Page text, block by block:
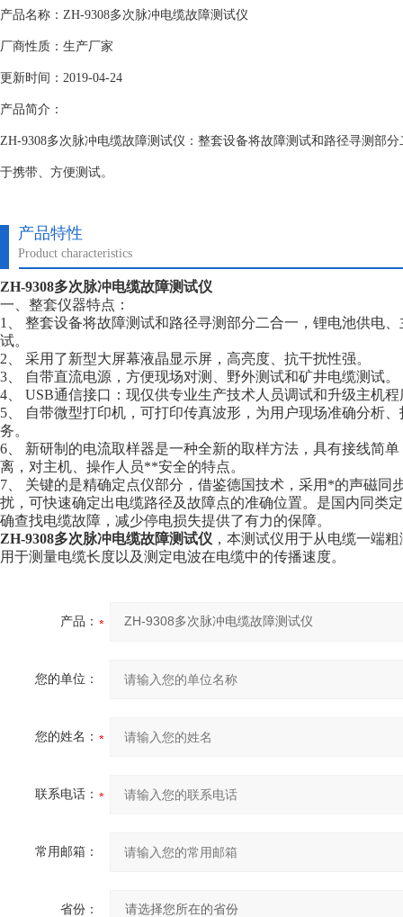
产品名称：ZH-9308多次脉冲电缆故障测试仪
厂商性质：生产厂家
更新时间：2019-04-24
产品简介：
ZH-9308多次脉冲电缆故障测试仪：整套设备将故障测试和路径寻测部
于携带、方便测试。
产品特性
Product characteristics
ZH-9308多次脉冲电缆故障测试仪
一、整套仪器特点：
1、 整套设备将故障测试和路径寻测部分二合一，锂电池供电
试。
2、 采用了新型大屏幕液晶显示屏，高亮度、抗干扰性强。
3、 自带直流电源，方便现场对测、野外测试和矿井电缆测试。
4、 USB通信接口：现仅供专业生产技术人员调试和升级主机
5、 自带微型打印机，可打印传真波形，为用户现场准确分析
务。
6、 新研制的电流取样器是一种全新的取样方法，具有接线简
离，对主机、操作人员**安全的特点。
7、 关键的是精确定点仪部分，借鉴德国技术，采用*的声磁同
扰，可快速确定出电缆路径及故障点的准确位置。是国内同类
确查找电缆故障，减少停电损失提供了有力的保障。
ZH-9308多次脉冲电缆故障测试仪 ，本测试仪用于从电缆一端
用于测量电缆长度以及测定电波在电缆中的传播速度。
产品：
您的单位：
您的姓名：
联系电话：
常用邮箱：
省份：